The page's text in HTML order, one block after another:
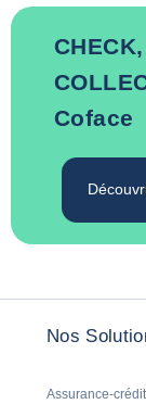
Coface
Nos
Assurance-crédit